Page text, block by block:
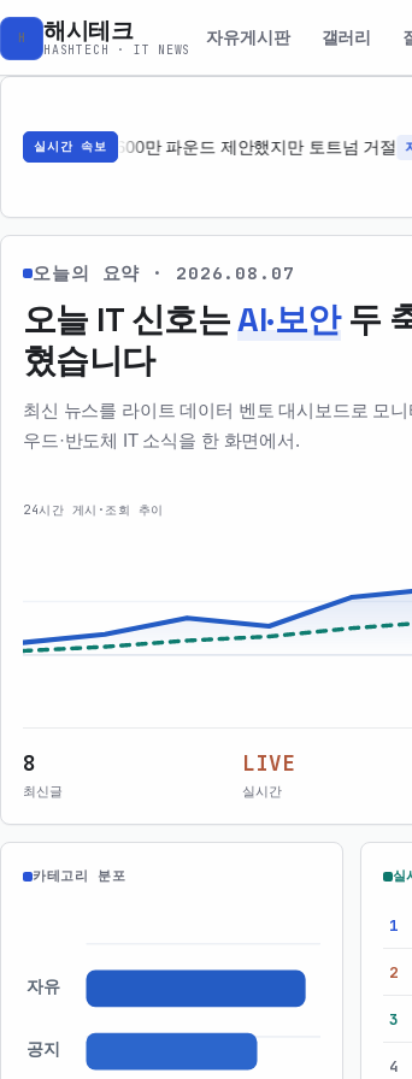
H 해시테크
HASHTECH · IT NEWS
자유게시판 갤러리
실시간 속보
영입 위해 4600만 파운드 제안했지만 토트넘 거절 자
오늘의 요약 · 2026.08.07
오늘 IT 신호는AI·보안두
혔습니다
최신 뉴스를 라이트 데이터 벤토 대시보드로 모
우드·반도체 IT 소식을 한 화면에서.
24시간 게시·조회 추이
8
최신글
LIVE
실시간
카테고리 분포
자유
공지
실
1
2
3
4